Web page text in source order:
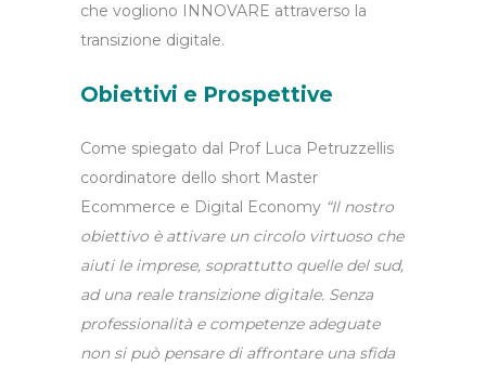
che vogliono INNOVARE attraverso la
transizione digitale.
Obiettivi e Prospettive
Come spiegato dal Prof Luca Petruzzellis
coordinatore dello short Master
Ecommerce e Digital Economy “Il nostro
obiettivo è attivare un circolo virtuoso che
aiuti le imprese, soprattutto quelle del sud,
ad una reale transizione digitale. Senza
professionalità e competenze adeguate
non si può pensare di affrontare una sfida